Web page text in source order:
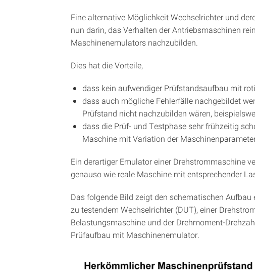
Eine alternative Möglichkeit Wechselrichter und
nun darin, das Verhalten der Antriebsmaschinen
Maschinenemulators nachzubilden.
Dies hat die Vorteile,
dass kein aufwendiger Prüfstandsaufbau mit
dass auch mögliche Fehlerfälle nachgebildet
Prüfstand nicht nachzubilden wären,
dass die Prüf- und Testphase sehr frühzeitig
Maschine mit Variation der
Ein derartiger Emulator einer Drehstrommaschine
genauso wie reale Maschine mit entsprechender
Das folgende Bild zeigt den schematischen
zu testendem Wechselrichter (DUT), einer
Belastungsmaschine und der Drehmoment-
Prüfaufbau mit Maschinenemulator.